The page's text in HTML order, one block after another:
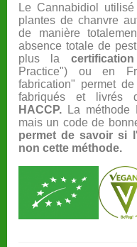
Le Cannabidiol
plantes de chanvre
de manière
absence totale de
plus la
Practice") ou en
fabrication" permet
fabriqués et livrés
HACCP.
La
mais un code de
permet de savoir si
non cette méthode.